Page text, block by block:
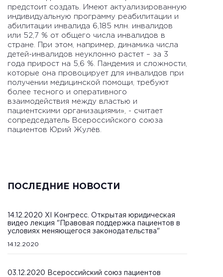
предстоит создать. Имеют актуализированную
индивидуальную программу реабилитации и
абилитации инвалида 6,185 млн. инвалидов
или 52,7 % от общего числа инвалидов в
стране. При этом, например, динамика числа
детей-инвалидов неуклонно растет – за 3
года прирост на 5,6 %. Пандемия и сложности,
которые она провоцирует для инвалидов при
получении медицинской помощи, требуют
более тесного и оперативного
взаимодействия между властью и
пациентскими организациями», - считает
сопредседатель Всероссийского союза
пациентов Юрий Жулёв.
ПОСЛЕДНИЕ НОВОСТИ
14.12.2020 XI Конгресс. Открытая юридическая
видео лекция "Правовая поддержка пациентов в
условиях меняющегося законодательства"
14.12.2020
03.12.2020 Всероссийский союз пациентов